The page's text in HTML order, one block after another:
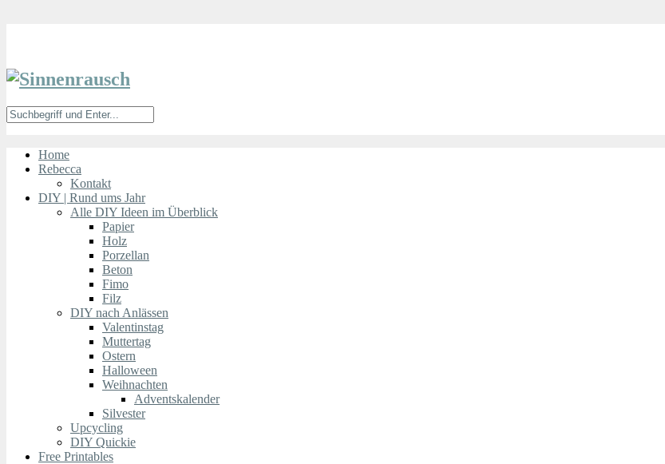
Home
Rebecca
Kontakt
DIY | Rund ums Jahr
Alle DIY Ideen im Überblick
Papier
Holz
Porzellan
Beton
Fimo
Filz
DIY nach Anlässen
Valentinstag
Muttertag
Ostern
Halloween
Weihnachten
Adventskalender
Silvester
Upcycling
DIY Quickie
Free Printables